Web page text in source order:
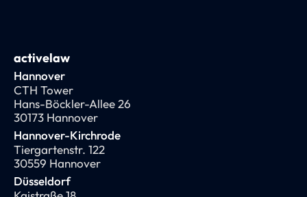
activelaw
Hannover
CTH Tower
Hans-Böckler-Allee 26
30173 Hannover
Hannover-Kirchrode
Tiergartenstr. 122
30559 Hannover
Düsseldorf